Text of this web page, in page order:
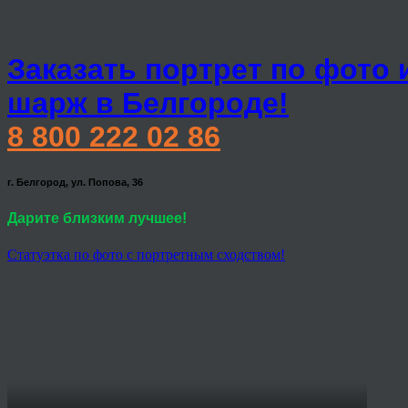
Заказать портрет по фото
шарж в Белгороде!
8 800 222 02 86
г. Белгород, ул. Попова, 36
Дарите близким лучшее!
Статуэтка по фото с портретным сходством!